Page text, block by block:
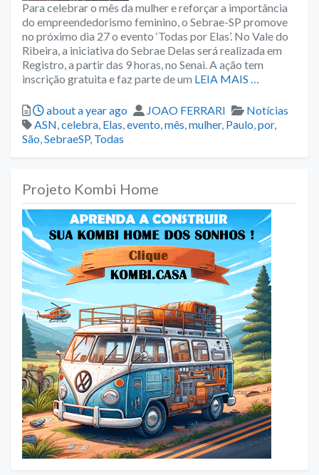
Para celebrar o mês da mulher e reforçar a importância
do empreendedorismo feminino, o Sebrae-SP promove
no próximo dia 27 o evento ‘Todas por Elas’. No Vale do
Ribeira, a iniciativa do Sebrae Delas será realizada em
Registro, a partir das 9 horas, no Senai. A ação tem
inscrição gratuita e faz parte de um LEIA MAIS …
Posted
about a year ago Author
JOAO FERRARI Categories
Notícias
Tags
ASN,celebra, Elas,evento,mês,mulher, Paulo,por,
São,SebraeSP, Todas
Projeto Kombi Home